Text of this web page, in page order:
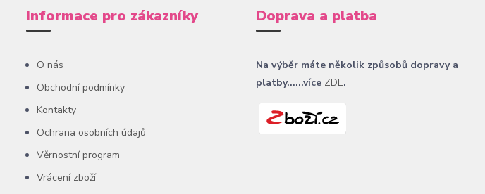
Informace pro zákazníky
O nás
Obchodní podmínky
Kontakty
Ochrana osobních údajů
Věrnostní program
Vrácení zboží
Doprava a platba
Na výběr máte několik způsobů dopravy a
platby......více ZDE.